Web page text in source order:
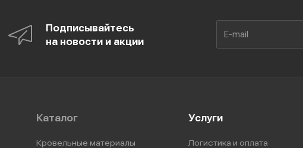
Подписывайтесь
на новости и акции
Каталог
Кровельные материалы
Услуги
Логистика и оплата